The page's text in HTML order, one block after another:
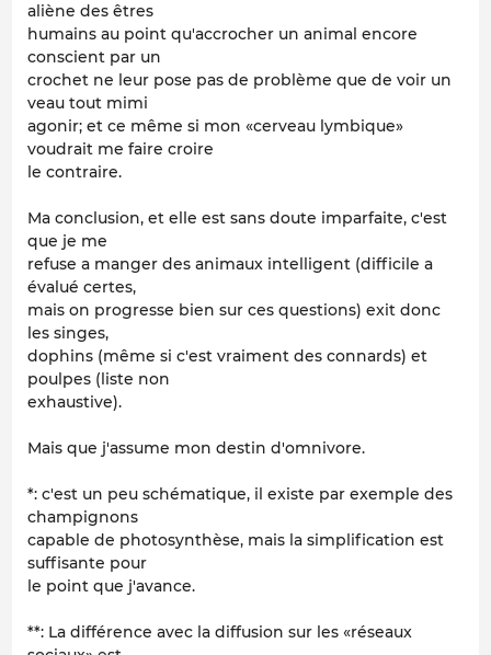
aliène des êtres
humains au point qu'accrocher un animal encore
conscient par un
crochet ne leur pose pas de problème que de voir un
veau tout mimi
agonir; et ce même si mon «cerveau lymbique»
voudrait me faire croire
le contraire.
Ma conclusion, et elle est sans doute imparfaite, c'est
que je me
refuse a manger des animaux intelligent (difficile a
évalué certes,
mais on progresse bien sur ces questions) exit donc
les singes,
dophins (même si c'est vraiment des connards) et
poulpes (liste non
exhaustive).
Mais que j'assume mon destin d'omnivore.
*: c'est un peu schématique, il existe par exemple des
champignons
capable de photosynthèse, mais la simplification est
suffisante pour
le point que j'avance.
**: La différence avec la diffusion sur les «réseaux